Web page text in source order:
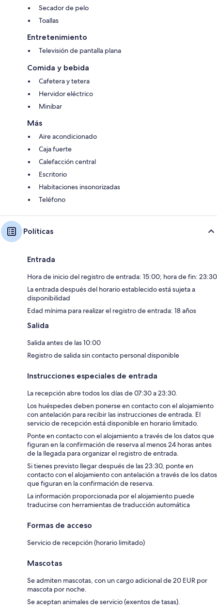
Secador de pelo
Toallas
Entretenimiento
Televisión de pantalla plana
Comida y bebida
Cafetera y tetera
Hervidor eléctrico
Minibar
Más
Aire acondicionado
Caja fuerte
Calefacción central
Escritorio
Habitaciones insonorizadas
Teléfono
Políticas
Entrada
Hora de inicio del registro de entrada: 15:00; hora de fin: 23:30
La entrada después del horario establecido está sujeta a
disponibilidad
Edad mínima para realizar el registro de entrada: 18 años
Salida
Salida antes de las 10:00
Registro de salida sin contacto personal disponible
Instrucciones especiales de entrada
La recepción abre todos los días de 07:30 a 23:30.
Los huéspedes deben ponerse en contacto con el alojamiento
con antelación para recibir las instrucciones de entrada. El
servicio de recepción está disponible en horario limitado.
Ponte en contacto con el alojamiento a través de los datos que
figuran en la confirmación de reserva al menos 24 horas antes
de la llegada para organizar el registro de entrada.
Si tienes previsto llegar después de las 23:30, ponte en
contacto con el alojamiento con antelación a través de los datos
que figuran en la confirmación de reserva.
La información proporcionada por el alojamiento puede
traducirse con herramientas de traducción automática
Formas de acceso
Servicio de recepción (horario limitado)
Mascotas
Se admiten mascotas, con un cargo adicional de 20 EUR por
mascota por noche.
Se aceptan animales de servicio (exentos de tasas).